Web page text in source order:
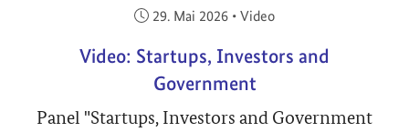
Veröffentlicht am:
29. Mai 2026 • Video
Video: Startups, Investors and
Government
Panel "Startups, Investors and Government